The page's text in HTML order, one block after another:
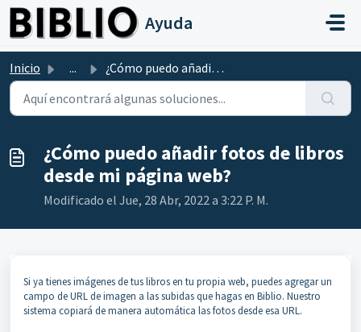
Saltar al contenido principal
Ayuda
Inicio ... ¿Cómo puedo añadir fotos de libros desde mi página web?
¿Cómo puedo añadir fotos de libros
desde mi página web?
Modificado el Jue, 28 Abr, 2022 a 3:22 P. M.
Si ya tienes imágenes de tus libros en tu propia web, puedes agregar un
campo de URL de imagen a las subidas que hagas en Biblio. Nuestro
sistema copiará de manera automática las fotos desde esa URL.